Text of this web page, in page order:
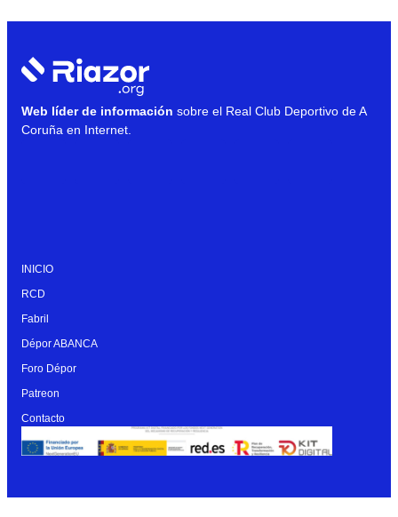
Web líder de información sobre el Real Club Deportivo de A
Coruña en Internet.
INICIO
RCD
Fabril
Dépor ABANCA
Foro Dépor
Patreon
Contacto